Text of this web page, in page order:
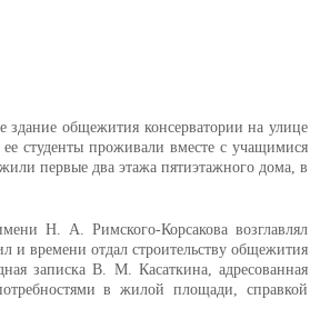
здание общежития консерватории на улице
студенты проживали вместе с учащимися
первые два этажа пятиэтажного дома, в
Н. А. Римского-Корсакова возглавлял
и времени отдал строительству общежития
записка В. М. Касаткина, адресованная
в жилой площади, справкой